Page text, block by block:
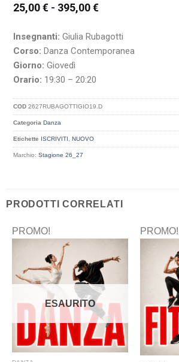
25,00€ - 395,00€
Insegnanti: Giulia Rubagotti
Corso: Danza Contemporanea
Giorno: Giovedì
Orario: 19:30 – 20:20
COD2627RUBAGOTTIGIO19.D
Categoria Danza
Etichette ISCRIVITI , NUOVO
Marchio:Stagione 26_27
PRODOTTI CORRELATI
PROMO!
ESAURITO
PROMO!